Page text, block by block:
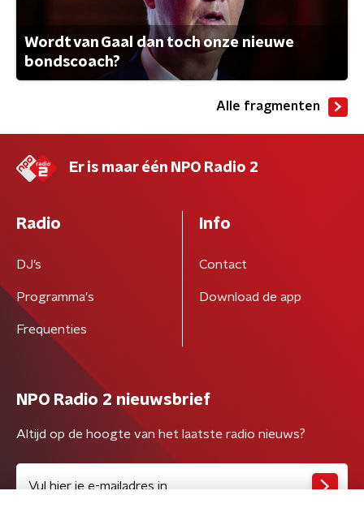
Wordt van Gaal dan toch onze nieuwe
bondscoach?
Alle fragmenten
Er is maar één NPO Radio 2
Radio
DJ’s
Programma's
Frequenties
Info
Contact
Download de app
NPO Radio 2 nieuwsbrief
Altijd op de hoogte van het laatste radio nieuws?